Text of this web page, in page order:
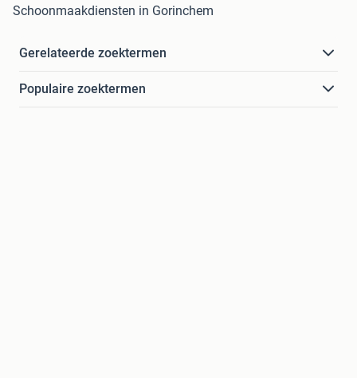
Schoonmaakdiensten in Gorinchem
Gerelateerde zoektermen
Populaire zoektermen